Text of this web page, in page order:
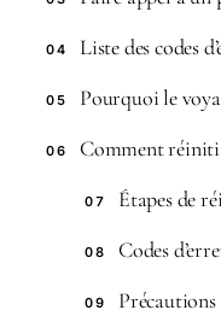
04 Liste des codes
05 Pourquoi le
06 Comment
07 Étapes de
08 Codes
09 Précautions